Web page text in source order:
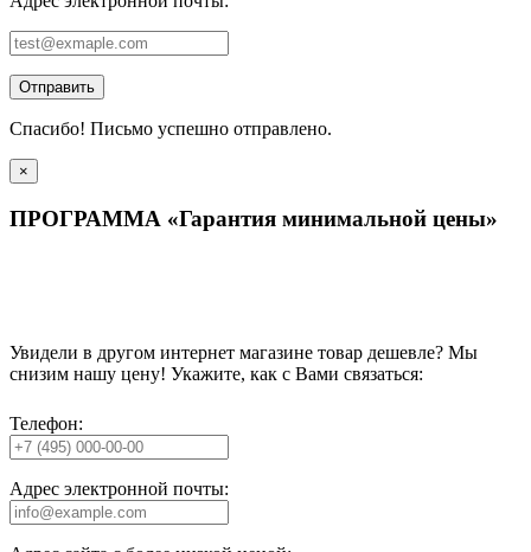
Отправить
Спасибо! Письмо успешно отправлено.
×
ПРОГРАММА «Гарантия минимальной цены»
Увидели в другом интернет магазине товар дешевле? Мы
снизим нашу цену! Укажите, как с Вами связаться:
Телефон:
Адрес электронной почты: